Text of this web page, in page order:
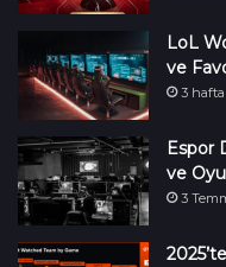
LoL
ve
3
Espor
ve
3